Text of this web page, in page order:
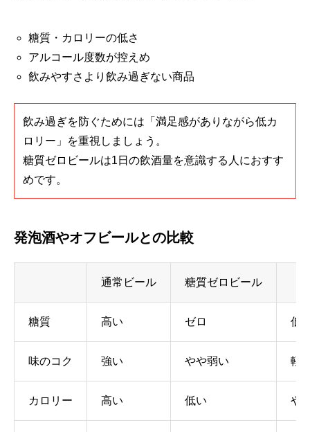
糖質・カロリーの低さ
アルコール度数が控えめ
飲みやすさより飲み過ぎない商品
飲み過ぎを防ぐためには「満足感がありながら低カ
ロリー」を重視しましょう。
糖質ゼロビールは1日の飲酒量を意識する人におすす
めです。
発泡酒やオフビールとの比較
通常ビール 糖質ゼロビール
糖質 高い ゼロ 低
味のコク 強い やや弱い 軽
カロリー 高い 低い や